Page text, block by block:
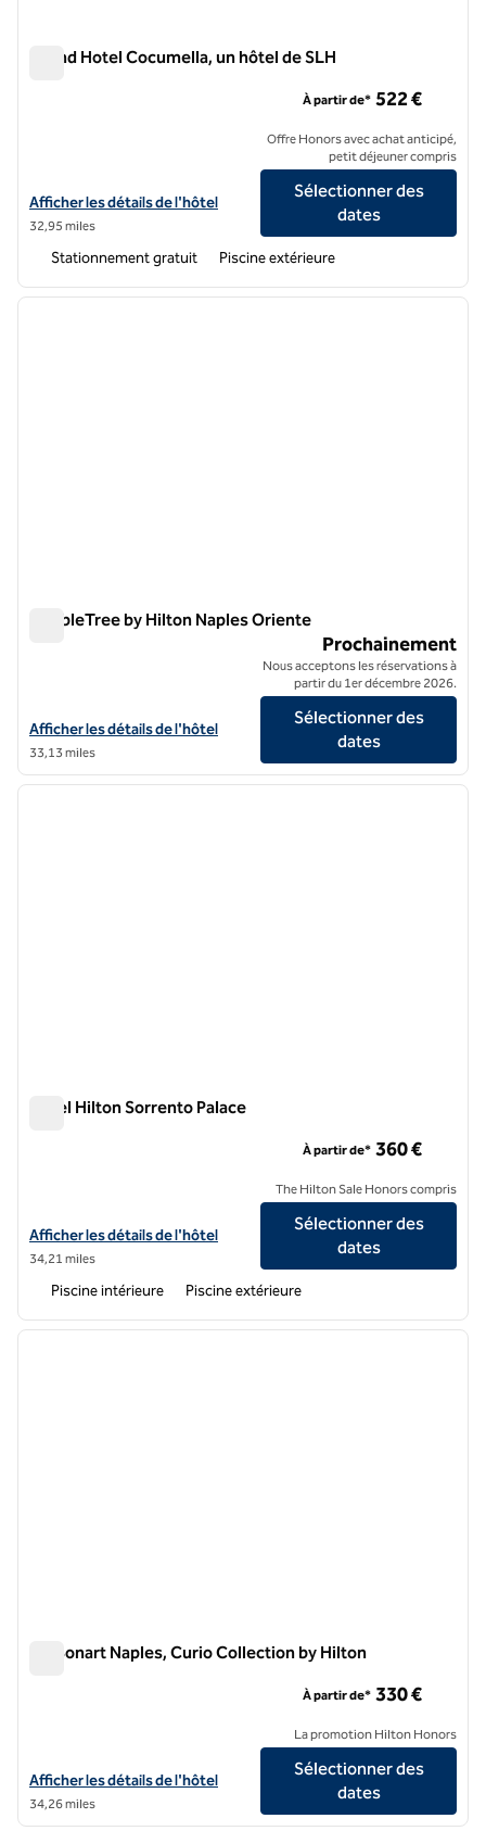
Grand Hotel Cocumella, un hôtel de SLH
Afficher les détails de l'hôtel Grand Hotel Cocumella, a SLH Hotel
Afficher les détails de l'hôtel
32,95 miles
À partir de* 522 €
Offre Honors avec achat anticipé,
petit déjeuner compris
Sélectionner des
dates
Stationnement gratuit Piscine extérieure
1 sur 12
DoubleTree by Hilton Naples Oriente
Afficher les détails de l'hôtel DoubleTree by Hilton Naples Oriente
Afficher les détails de l'hôtel
33,13 miles
Prochainement
Nous acceptons les réservations à
partir du 1er décembre 2026.
Sélectionner des
dates
1/12
1 sur 12
Hôtel Hilton Sorrento Palace
Afficher les détails de l'hôtel Hilton Sorrento Palace
Afficher les détails de l'hôtel
34,21 miles
À partir de* 360 €
The Hilton Sale Honors compris
Sélectionner des
dates
Piscine intérieure Piscine extérieure
1 sur 12
De Bonart Naples, Curio Collection by Hilton
Afficher les détails de l'hôtel De Bonart Naples, Curio Collection by
Afficher les détails de l'hôtel
34,26 miles
À partir de* 330 €
La promotion Hilton Honors
Sélectionner des
dates
1/5